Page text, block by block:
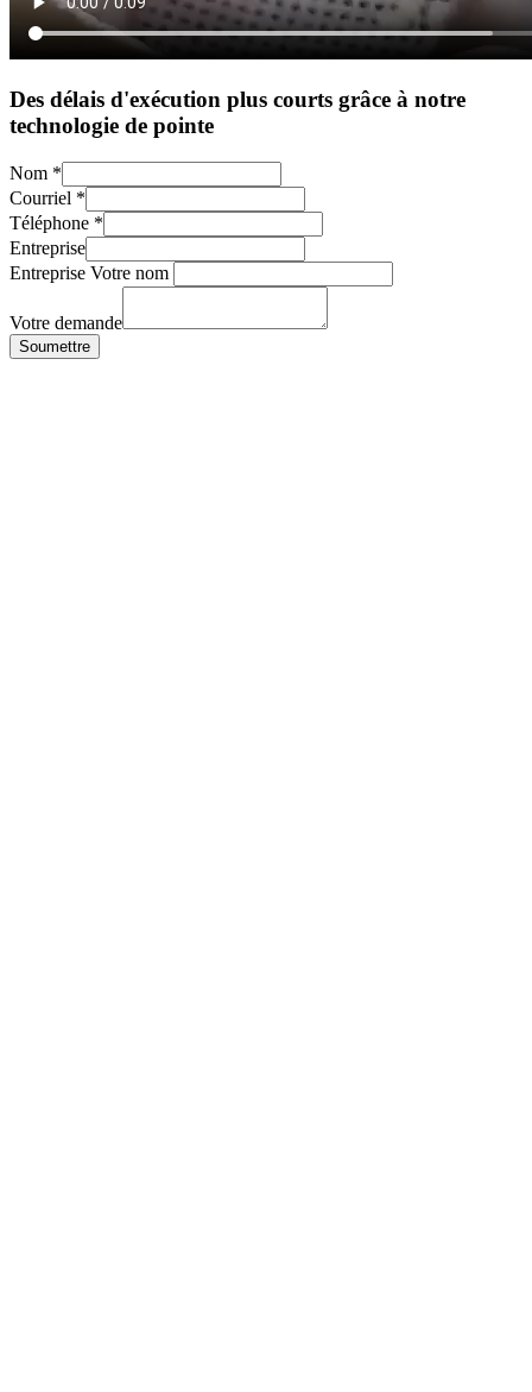
Des délais d'exécution plus courts grâce à notre
technologie de pointe
Nom *
Courriel *
Téléphone *
Entreprise
Entreprise Votre nom
Votre demande
Soumettre